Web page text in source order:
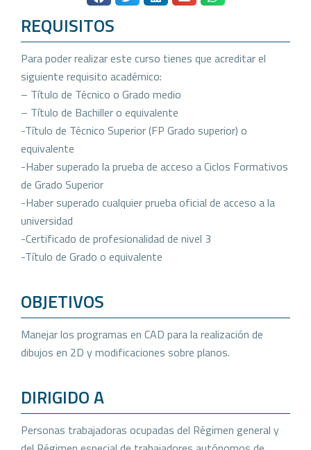
REQUISITOS
Para poder realizar este curso tienes que acreditar el
siguiente requisito académico:
– Título de Técnico o Grado medio
– Título de Bachiller o equivalente
-Título de Técnico Superior (FP Grado superior) o
equivalente
-Haber superado la prueba de acceso a Ciclos Formativos
de Grado Superior
-Haber superado cualquier prueba oficial de acceso a la
universidad
-Certificado de profesionalidad de nivel 3
-Título de Grado o equivalente
OBJETIVOS
Manejar los programas en CAD para la realización de
dibujos en 2D y modificaciones sobre planos.
DIRIGIDO A
Personas trabajadoras ocupadas del Régimen general y